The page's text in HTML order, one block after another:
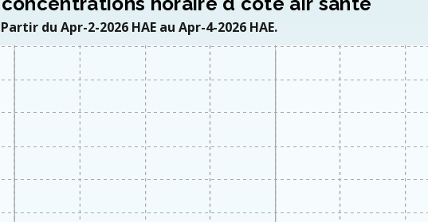
Partir du Apr-2-2026 HAE au Apr-4-2026 HAE.